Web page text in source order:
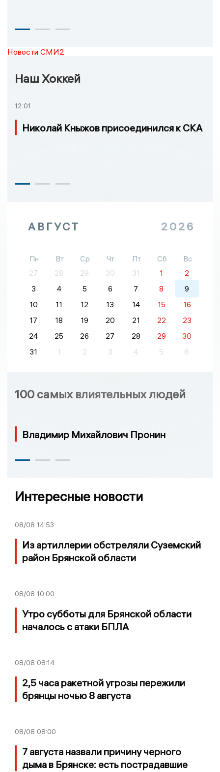
Новости СМИ2
Наш Хоккей
12:01
Николай Кныжов присоединился к СКА
АВГУСТ 2026
Пн Вт Ср Чт Пт Сб
Вс
27
28 29 30 31 1
2
3
4 5 6 7 8
9
10
11 12 13 14 15
16
17
18 19 20 21 22
23
24
25 26 27 28 29
30
31
1 2 3 4 5 6
100 самых влиятельных людей
Владимир Михайлович Пронин
Интересные новости
08/08 14:53
Из артиллерии обстреляли Суземский
район Брянской области
08/08 10:00
Утро субботы для Брянской области
началось с атаки БПЛА
08/08 08:14
2,5 часа ракетной угрозы пережили
брянцы ночью 8 августа
08/08 08:00
7 августа назвали причину черного
дыма в Брянске: есть пострадавшие